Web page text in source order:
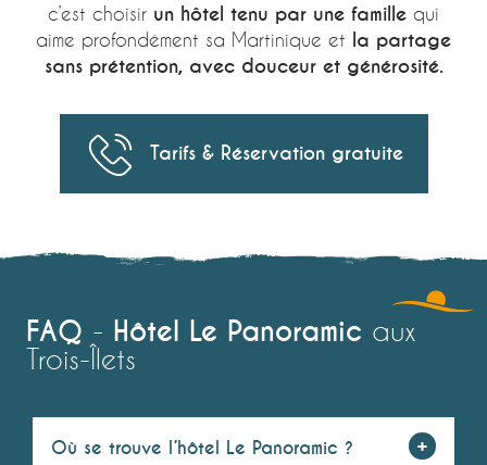
c’est choisir un hôtel tenu par une famille qui
aime profondément sa Martinique et la partage
sans prétention, avec douceur et générosité.
Tarifs & Réservation gratuite
FAQ - Hôtel Le Panoramic aux
Trois-Îlets
Où se trouve l’hôtel Le Panoramic ?